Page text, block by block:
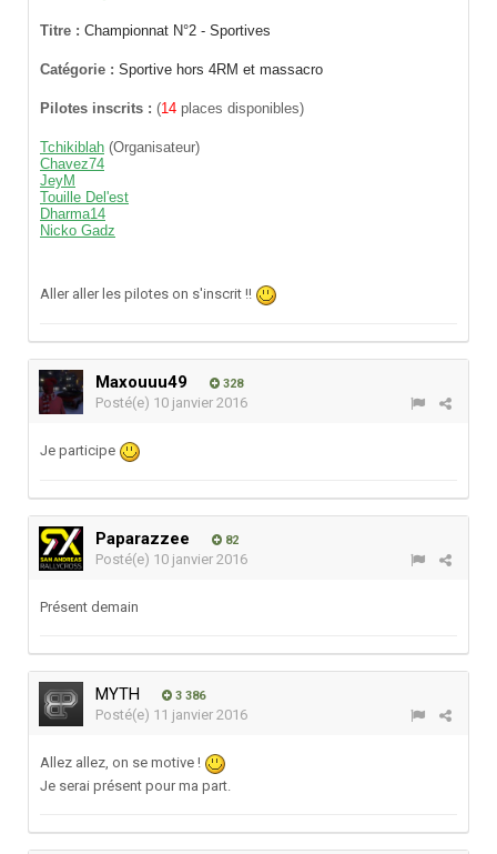
Titre : Championnat N°2 - Sportives
Catégorie : Sportive hors 4RM et massacro
Pilotes inscrits : (14 places disponibles)
Tchikiblah (Organisateur)
Chavez74
JeyM
Touille Del'est
Dharma14
Nicko Gadz
Aller aller les pilotes on s'inscrit !!
Maxouuu49 328
Posté(e) 10 janvier 2016
Je participe
Paparazzee 82
Posté(e) 10 janvier 2016
Présent demain
MYTH 3 386
Posté(e) 11 janvier 2016
Allez allez, on se motive !
Je serai présent pour ma part.